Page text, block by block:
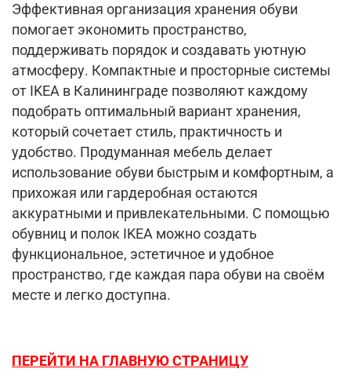
Эффективная организация хранения обуви
помогает экономить пространство,
поддерживать порядок и создавать уютную
атмосферу. Компактные и просторные системы
от IKEA в Калининграде позволяют каждому
подобрать оптимальный вариант хранения,
который сочетает стиль, практичность и
удобство. Продуманная мебель делает
использование обуви быстрым и комфортным, а
прихожая или гардеробная остаются
аккуратными и привлекательными. С помощью
обувниц и полок IKEA можно создать
функциональное, эстетичное и удобное
пространство, где каждая пара обуви на своём
месте и легко доступна.
ПЕРЕЙТИ НА ГЛАВНУЮ СТРАНИЦУ